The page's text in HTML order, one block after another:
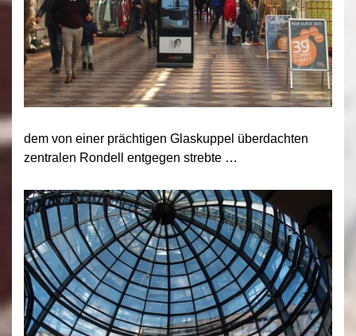
dem von einer prächtigen Glaskuppel überdachten
zentralen Rondell entgegen strebte …